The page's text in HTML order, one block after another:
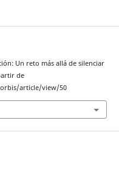
Un reto más allá de silenciar
de
article/view/50